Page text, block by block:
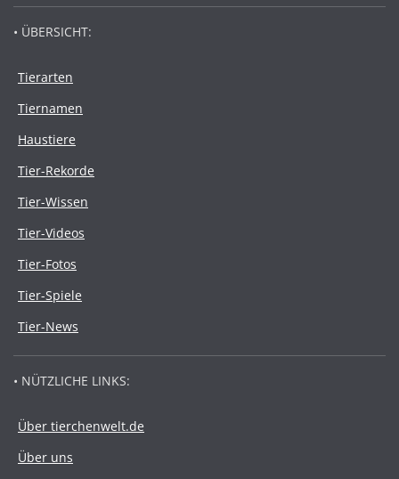
• ÜBERSICHT:
Tierarten
Tiernamen
Haustiere
Tier-Rekorde
Tier-Wissen
Tier-Videos
Tier-Fotos
Tier-Spiele
Tier-News
• NÜTZLICHE LINKS:
Über tierchenwelt.de
Über uns